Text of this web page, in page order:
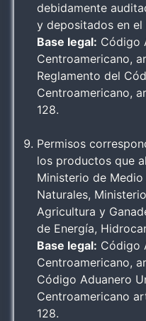
debidamente
y depositados en
Base legal: Código
Centroamericano,
Reglamento del
Centroamericano,
128.
Permisos
los productos que
Ministerio de
Naturales,
Agricultura y
de Energía,
Base legal: Código
Centroamericano,
Código Aduanero
Centroamericano
128.